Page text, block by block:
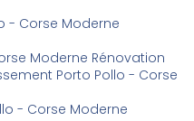
- Corse Moderne
Moderne Rénovation
Porto Pollo - Corse
- Corse Moderne